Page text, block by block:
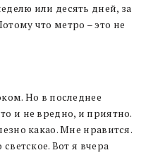
или десять дней, за
что метро – это не
Но в последнее
и не вредно, и приятно.
какао. Мне нравится.
Вот я вчера